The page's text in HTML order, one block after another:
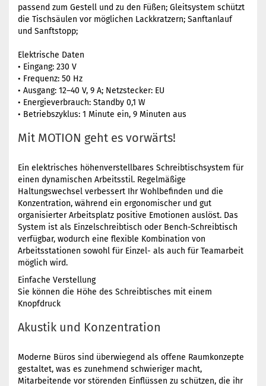
passend zum Gestell und zu den Füßen; Gleitsystem schützt
die Tischsäulen vor möglichen Lackkratzern; Sanftanlauf
und Sanftstopp;
Elektrische Daten
• Eingang: 230 V
• Frequenz: 50 Hz
• Ausgang: 12–40 V, 9 A; Netzstecker: EU
• Energieverbrauch: Standby 0,1 W
• Betriebszyklus: 1 Minute ein, 9 Minuten aus
Mit MOTION geht es vorwärts!
Ein elektrisches höhenverstellbares Schreibtischsystem für
einen dynamischen Arbeitsstil. Regelmäßige
Haltungswechsel verbessert Ihr Wohlbefinden und die
Konzentration, während ein ergonomischer und gut
organisierter Arbeitsplatz positive Emotionen auslöst. Das
System ist als Einzelschreibtisch oder Bench-Schreibtisch
verfügbar, wodurch eine flexible Kombination von
Arbeitsstationen sowohl für Einzel- als auch für Teamarbeit
möglich wird.
Einfache Verstellung
Sie können die Höhe des Schreibtisches mit einem
Knopfdruck
Akustik und Konzentration
Moderne Büros sind überwiegend als offene Raumkonzepte
gestaltet, was es zunehmend schwieriger macht,
Mitarbeitende vor störenden Einflüssen zu schützen, die ihr